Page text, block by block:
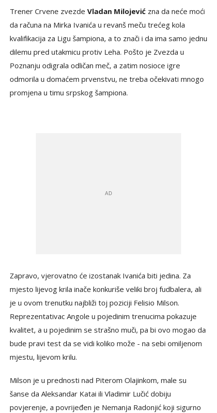
Trener Crvene zvezde Vladan Milojević zna da neće moći
da računa na Mirka Ivanića u revanš meču trećeg kola
kvalifikacija za Ligu šampiona, a to znači i da ima samo jednu
dilemu pred utakmicu protiv Leha. Pošto je Zvezda u
Poznanju odigrala odličan meč, a zatim nosioce igre
odmorila u domaćem prvenstvu, ne treba očekivati mnogo
promjena u timu srpskog šampiona.
Zapravo, vjerovatno će izostanak Ivanića biti jedina. Za
mjesto lijevog krila inače konkuriše veliki broj fudbalera, ali
je u ovom trenutku najbliži toj poziciji Felisio Milson.
Reprezentativac Angole u pojedinim trenucima pokazuje
kvalitet, a u pojedinim se strašno muči, pa bi ovo mogao da
bude pravi test da se vidi koliko može - na sebi omiljenom
mjestu, lijevom krilu.
Milson je u prednosti nad Piterom Olajinkom, male su
šanse da Aleksandar Katai ili Vladimir Lučić dobiju
povjerenje, a povrijeđen je Nemanja Radonjić koji sigurno